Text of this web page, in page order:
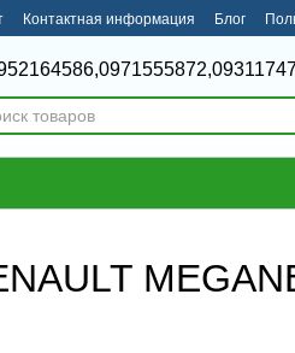
Контактная информация Блог
0971555872,